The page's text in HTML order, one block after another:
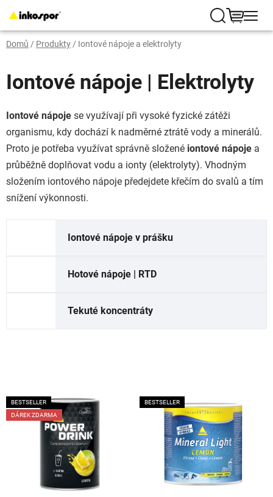
na
obsah
Hledat
Domů / Produkty/ Iontové nápoje a elektrolyty
Iontové nápoje | Elektrolyty
Iontové nápoje se využívají při vysoké fyzické zátěži
organismu, kdy dochází k nadměrné ztrátě vody a minerálů.
Proto je potřeba využívat správně složené iontové nápoje a
průběžně doplňovat vodu a ionty (elektrolyty). Vhodným
složením iontového nápoje předejdete křečím do svalů a tím
snížení výkonnosti.
Iontové nápoje v prášku
Hotové nápoje | RTD
Tekuté koncentráty
V
ý
BESTSELLER
DÁREK ZDARMA
BESTSELLER